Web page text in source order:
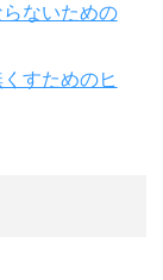
ないための
すためのヒ